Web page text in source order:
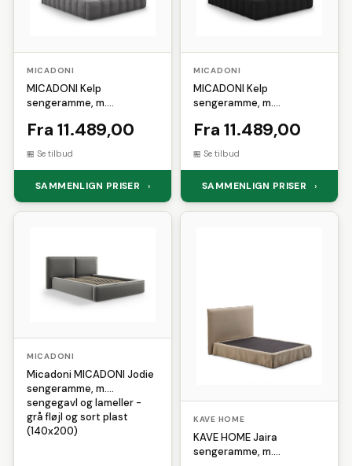
MICADONI
MICADONI Kelp
sengeramme, m.
grå fløjl og sort plast
Fra 11.489,00
Se tilbud
SAMMENLIGN PRISER ›
MICADONI
MICADONI Kelp
sengeramme, m.
sort fløjl og sort plast
Fra 11.489,00
Se tilbud
SAMMENLIGN PRISER ›
MICADONI
Micadoni MICADONI Jodie
sengeramme, m.
sengegavl og lameller -
grå fløjl og sort plast
(140x200)
KAVE HOME
KAVE HOME Jaira
sengeramme, m.